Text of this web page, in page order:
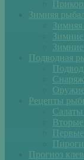
Зимняя
Зимние
Подводная
Рецепты
Прогноз